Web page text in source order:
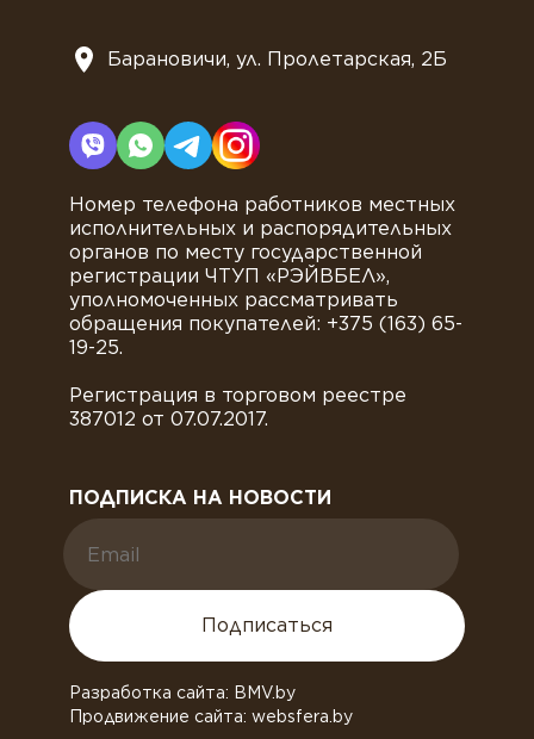
Барановичи, ул. Пролетарская, 2Б
Номер телефона работников местных
исполнительных и распорядительных
органов по месту государственной
регистрации ЧТУП «РЭЙВБЕЛ»,
уполномоченных рассматривать
обращения покупателей: +375 (163) 65-
19-25.
Регистрация в торговом реестре
387012 от 07.07.2017.
ПОДПИСКА НА НОВОСТИ
Подписаться
Разработка сайта: BMV.by
Продвижение сайта: websfera.by